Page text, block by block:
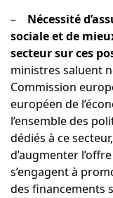
– Nécessité
sociale et de
secteur sur ces
ministres saluent
Commission
européen de
l’ensemble des
dédiés à ce
d’augmenter
s’engagent à
des financements